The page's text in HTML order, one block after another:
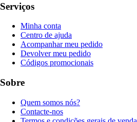
Serviços
Minha conta
Centro de ajuda
Acompanhar meu pedido
Devolver meu pedido
Códigos promocionais
Sobre
Quem somos nós?
Contacte-nos